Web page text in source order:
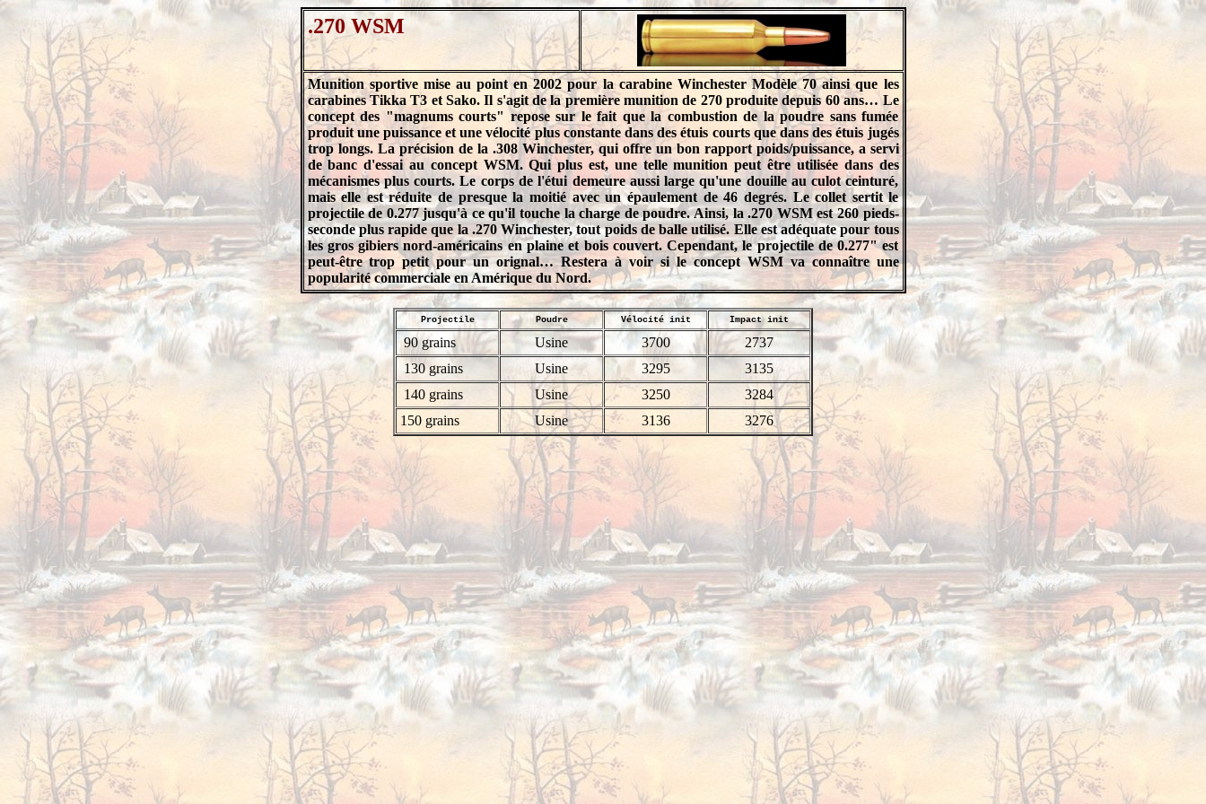
.270 WSM
Munition sportive mise au point en 2002 pour la carabine Winchester Modèle 70 ainsi que les
carabines Tikka T3 et Sako. Il s'agit de la première munition de 270 produite depuis 60 ans… Le
concept des "magnums courts" repose sur le fait que la combustion de la poudre sans fumée
produit une puissance et une vélocité plus constante dans des étuis courts que dans des étuis jugés
trop longs. La précision de la .308 Winchester, qui offre un bon rapport poids/puissance, a servi
de banc d'essai au concept WSM. Qui plus est, une telle munition peut être utilisée dans des
mécanismes plus courts. Le corps de l'étui demeure aussi large qu'une douille au culot ceinturé,
mais elle est réduite de presque la moitié avec un épaulement de 46 degrés. Le collet sertit le
projectile de 0.277 jusqu'à ce qu'il touche la charge de poudre. Ainsi, la .270 WSM est 260 pieds-
seconde plus rapide que la .270 Winchester, tout poids de balle utilisé. Elle est adéquate pour tous
les gros gibiers nord-américains en plaine et bois couvert. Cependant, le projectile de 0.277" est
peut-être trop petit pour un orignal… Restera à voir si le concept WSM va connaître une
popularité commerciale en Amérique du Nord.
Projectile Poudre Vélocité init Impact init
90 grains Usine 3700
2737
130 grains
Usine 3295
3135
140 grains
Usine 3250
3284
150 grains
Usine 3136 3276